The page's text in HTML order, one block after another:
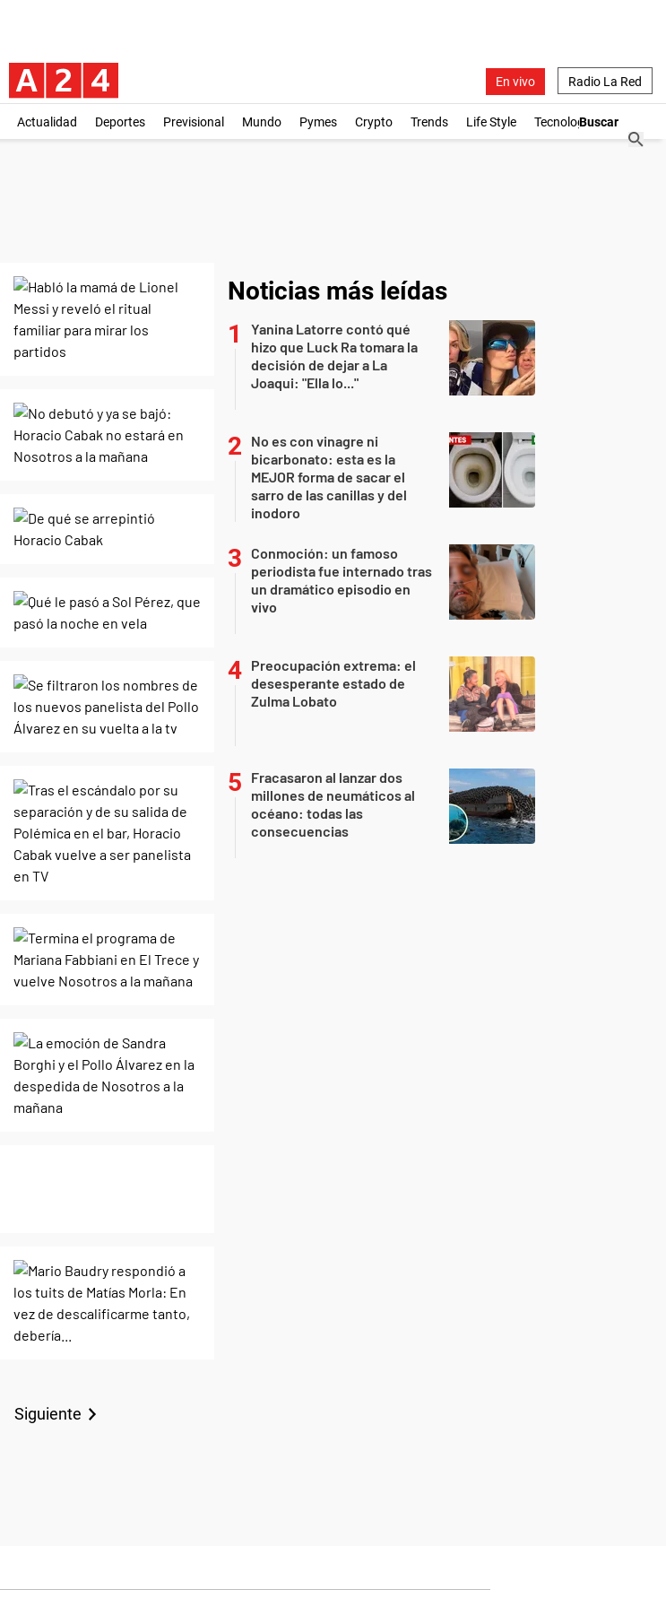
En vivo Radio La Red
Actualidad Deportes Previsional Mundo Pymes Crypto Trends Life Style Tecnología
Siguiente
Noticias más leídas
Yanina Latorre contó qué
hizo que Luck Ra tomara la
decisión de dejar a La
Joaqui: "Ella lo..."
No es con vinagre ni
bicarbonato: esta es la
MEJOR forma de sacar el
sarro de las canillas y del
inodoro
Conmoción: un famoso
periodista fue internado tras
un dramático episodio en
vivo
Preocupación extrema: el
desesperante estado de
Zulma Lobato
Fracasaron al lanzar dos
millones de neumáticos al
océano: todas las
consecuencias